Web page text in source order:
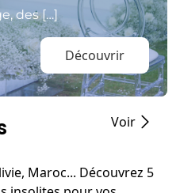
des […]
Découvrir
Voir
Maroc... Découvrez 5